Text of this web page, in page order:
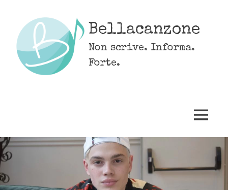
content
Bellacanzone
Non scrive. Informa.
Forte.
MENU